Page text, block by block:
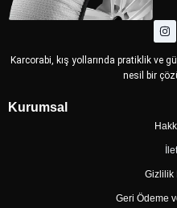
Karcorabi, kış yollarında pratiklik ve
nesil bir
Kurumsal
Gizlilik
Geri Ödeme